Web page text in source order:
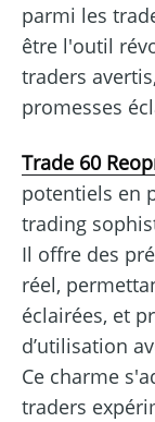
parmi les
être l'outil
traders
promesses
Trade 60
potentiels en
trading
Il offre des
réel,
éclairées, et
d’utilisation
Ce charme
traders